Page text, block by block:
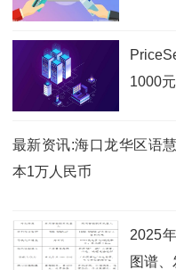
1000
最新资讯:海口龙华区语
本1万人民币
2025
图谱